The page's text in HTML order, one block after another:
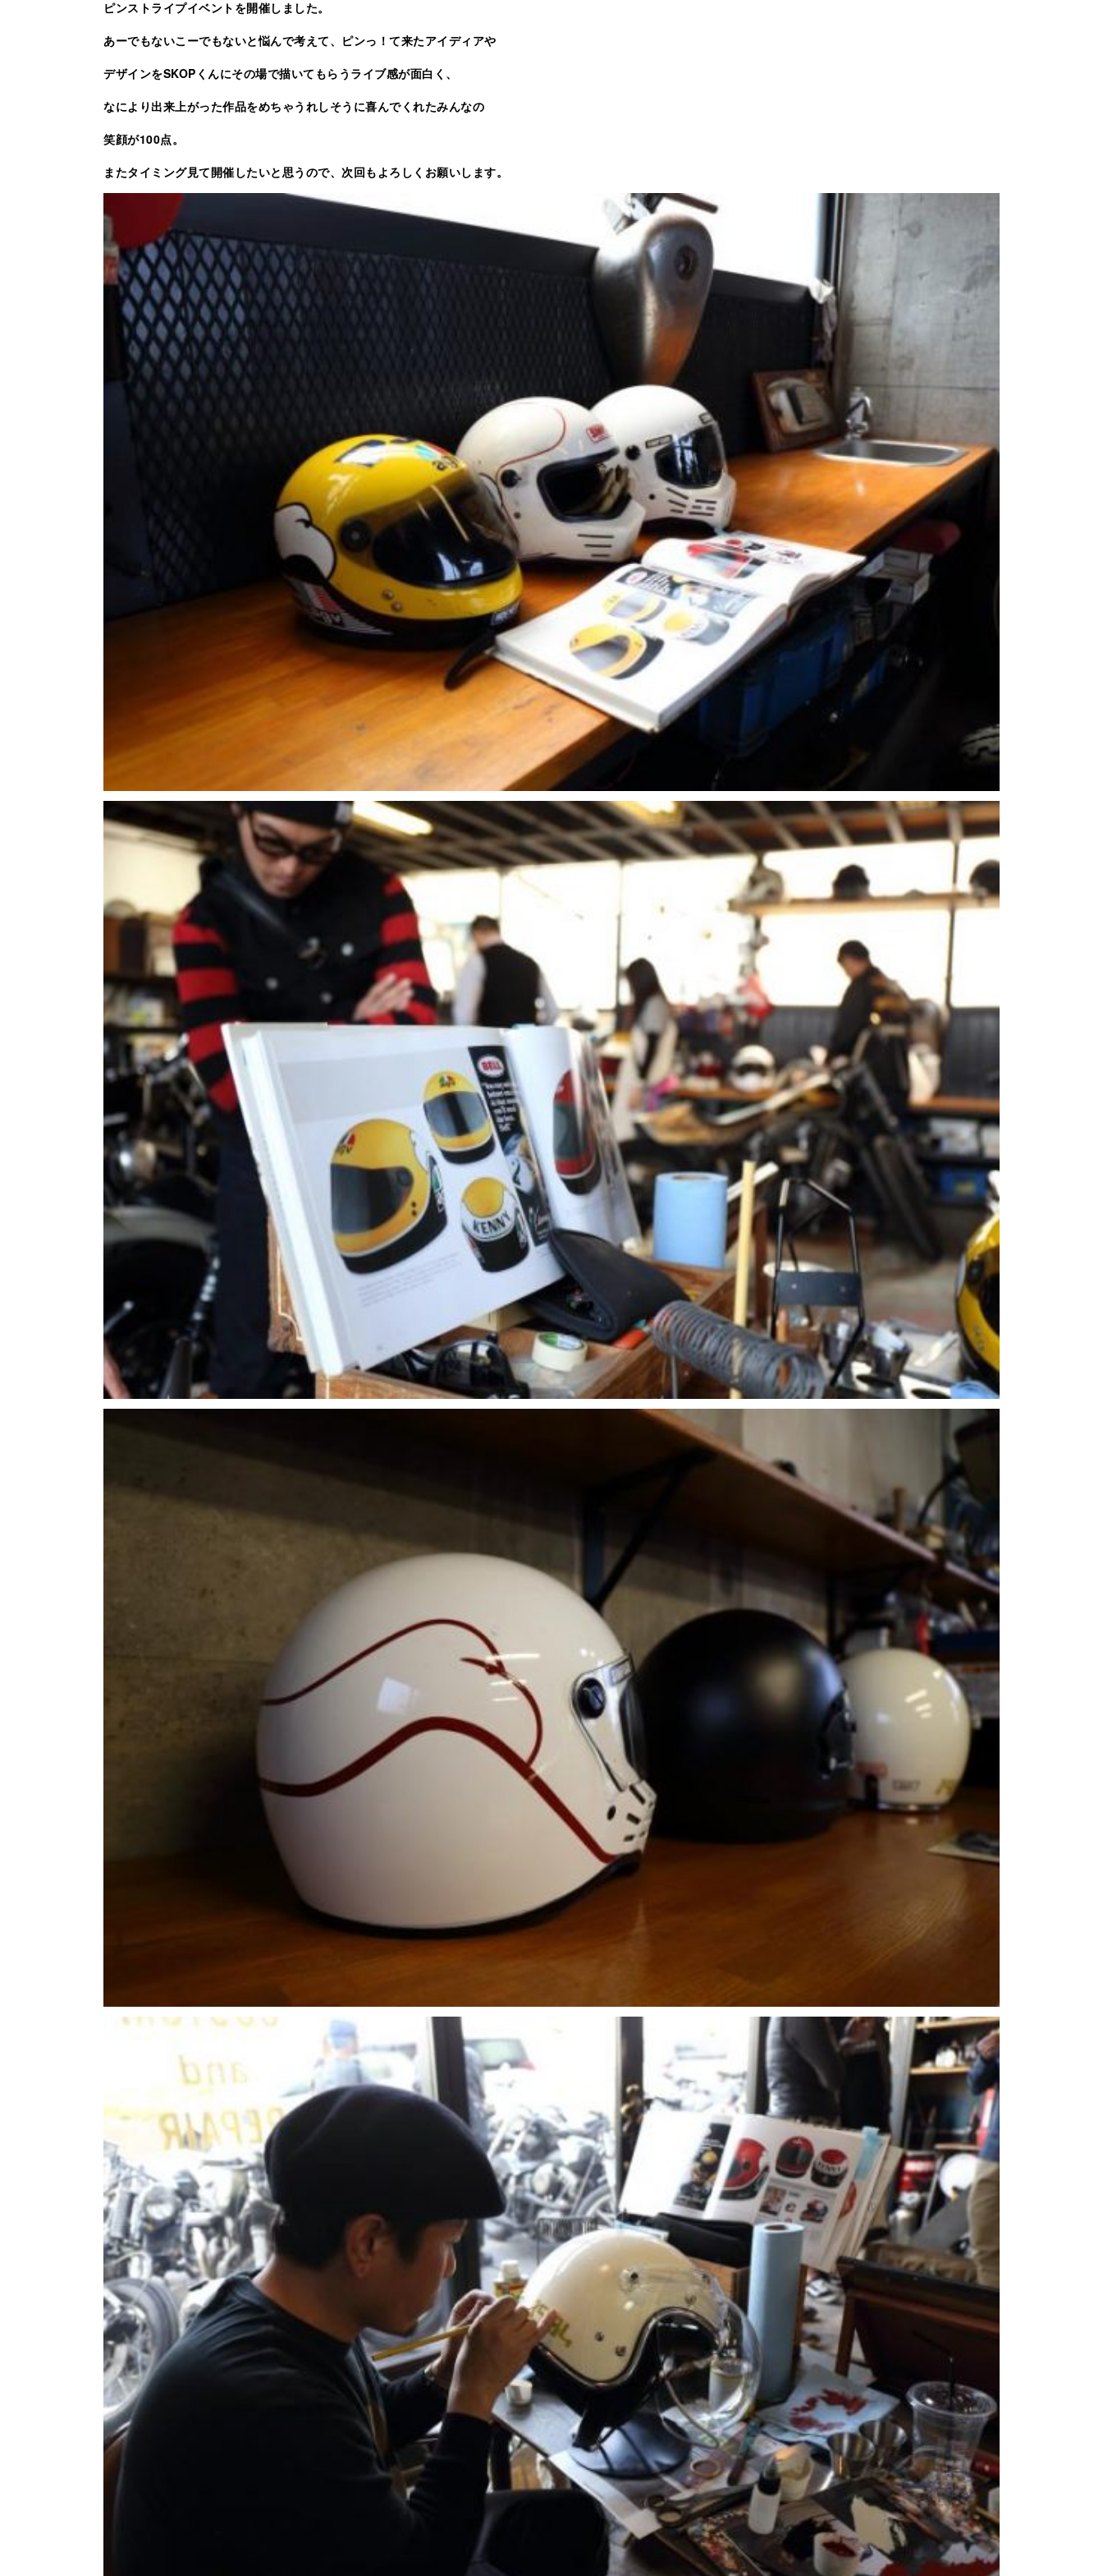
ピンストライプイベントを開催しました。
あーでもないこーでもないと悩んで考えて、ピンっ！て来たアイディアや
デザインをSKOPくんにその場で描いてもらうライブ感が面白く、
なにより出来上がった作品をめちゃうれしそうに喜んでくれたみんなの
笑顔が100点。
またタイミング見て開催したいと思うので、次回もよろしくお願いします。